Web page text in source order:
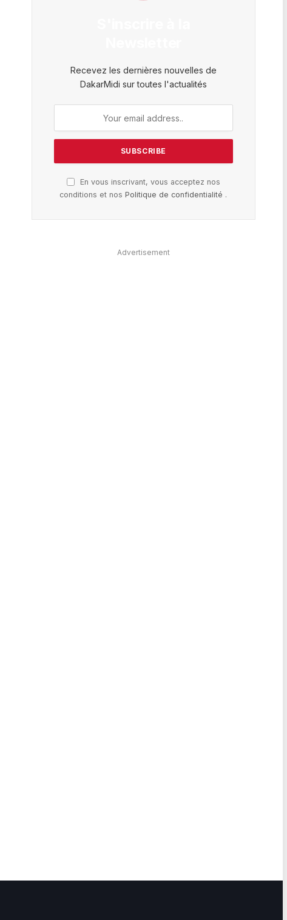
Recevez les dernières nouvelles de
DakarMidi sur toutes l'actualités
En vous inscrivant, vous acceptez nos
conditions et nosPolitique de confidentialité .
Advertisement